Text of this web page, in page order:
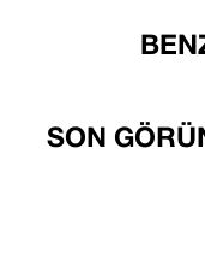
SON